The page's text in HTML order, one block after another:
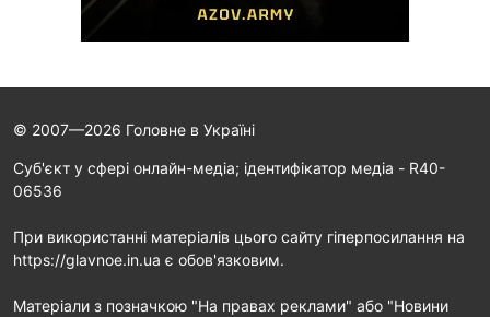
© 2007—2026 Головне в Україні
Cуб'єкт у сфері онлайн-медіа; ідентифікатор медіа - R40-
06536
При використанні матеріалів цього сайту гіперпосилання на
https://glavnoe.in.ua є обов'язковим.
Матеріали з позначкою "На правах реклами" або "Новини